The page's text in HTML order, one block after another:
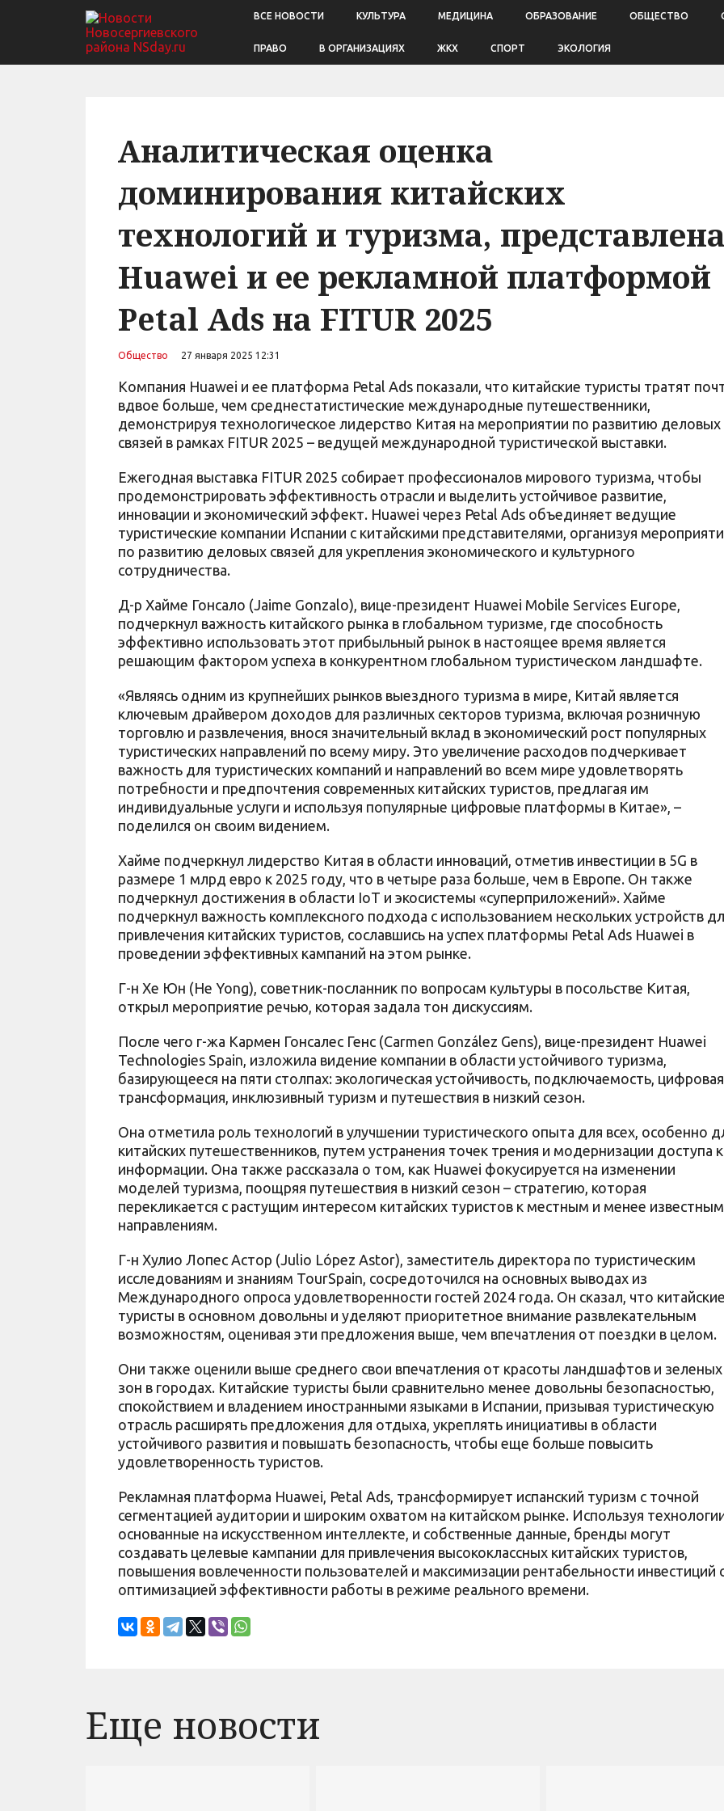
ВСЕ НОВОСТИ КУЛЬТУРА МЕДИЦИНА ОБРАЗОВАНИЕ ОБЩЕСТВО
ПРАВО В ОРГАНИЗАЦИЯХ ЖКХ СПОРТ ЭКОЛОГИЯ
Аналитическая оценка
доминирования китайских
технологий и туризма,
Huawei и ее рекламной платформой
Petal Ads на FITUR 2025
Общество 27 января 2025 12:31
Компания Huawei и ее платформа Petal Ads показали, что китайские туристы тратят
вдвое больше, чем среднестатистические международные путешественники,
демонстрируя технологическое лидерство Китая на мероприятии по развитию деловых
связей в рамках FITUR 2025 – ведущей международной туристической выставки.
Ежегодная выставка FITUR 2025 собирает профессионалов мирового туризма, чтобы
продемонстрировать эффективность отрасли и выделить устойчивое развитие,
инновации и экономический эффект. Huawei через Petal Ads объединяет ведущие
туристические компании Испании с китайскими представителями, организуя
по развитию деловых связей для укрепления экономического и культурного
сотрудничества.
Д-р Хайме Гонсало (Jaime Gonzalo), вице-президент Huawei Mobile Services Europe,
подчеркнул важность китайского рынка в глобальном туризме, где способность
эффективно использовать этот прибыльный рынок в настоящее время является
решающим фактором успеха в конкурентном глобальном туристическом ландшафте.
«Являясь одним из крупнейших рынков выездного туризма в мире, Китай является
ключевым драйвером доходов для различных секторов туризма, включая розничную
торговлю и развлечения, внося значительный вклад в экономический рост популярных
туристических направлений по всему миру. Это увеличение расходов подчеркивает
важность для туристических компаний и направлений во всем мире удовлетворять
потребности и предпочтения современных китайских туристов, предлагая им
индивидуальные услуги и используя популярные цифровые платформы в Китае», –
поделился он своим видением.
Хайме подчеркнул лидерство Китая в области инноваций, отметив инвестиции в 5G в
размере 1 млрд евро к 2025 году, что в четыре раза больше, чем в Европе. Он также
подчеркнул достижения в области IoT и экосистемы «суперприложений». Хайме
подчеркнул важность комплексного подхода с использованием нескольких устройств
привлечения китайских туристов, сославшись на успех платформы Petal Ads Huawei в
проведении эффективных кампаний на этом рынке.
Г-н Хе Юн (He Yong), советник-посланник по вопросам культуры в посольстве Китая,
открыл мероприятие речью, которая задала тон дискуссиям.
После чего г-жа Кармен Гонсалес Генс (Carmen González Gens), вице-президент Huawei
Technologies Spain, изложила видение компании в области устойчивого туризма,
базирующееся на пяти столпах: экологическая устойчивость, подключаемость, цифровая
трансформация, инклюзивный туризм и путешествия в низкий сезон.
Она отметила роль технологий в улучшении туристического опыта для всех, особенно
китайских путешественников, путем устранения точек трения и модернизации доступа к
информации. Она также рассказала о том, как Huawei фокусируется на изменении
моделей туризма, поощряя путешествия в низкий сезон – стратегию, которая
перекликается с растущим интересом китайских туристов к местным и менее известным
направлениям.
Г-н Хулио Лопес Астор (Julio López Astor), заместитель директора по туристическим
исследованиям и знаниям TourSpain, сосредоточился на основных выводах из
Международного опроса удовлетворенности гостей 2024 года. Он сказал, что
туристы в основном довольны и уделяют приоритетное внимание развлекательным
возможностям, оценивая эти предложения выше, чем впечатления от поездки в целом.
Они также оценили выше среднего свои впечатления от красоты ландшафтов и зеленых
зон в городах. Китайские туристы были сравнительно менее довольны безопасностью,
спокойствием и владением иностранными языками в Испании, призывая туристическую
отрасль расширять предложения для отдыха, укреплять инициативы в области
устойчивого развития и повышать безопасность, чтобы еще больше повысить
удовлетворенность туристов.
Рекламная платформа Huawei, Petal Ads, трансформирует испанский туризм с точной
сегментацией аудитории и широким охватом на китайском рынке. Используя
основанные на искусственном интеллекте, и собственные данные, бренды могут
создавать целевые кампании для привлечения высококлассных китайских туристов,
повышения вовлеченности пользователей и максимизации рентабельности инвестиций
оптимизацией эффективности работы в режиме реального времени.
Еще новости